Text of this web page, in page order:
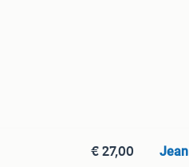
€ 27,00 Jean